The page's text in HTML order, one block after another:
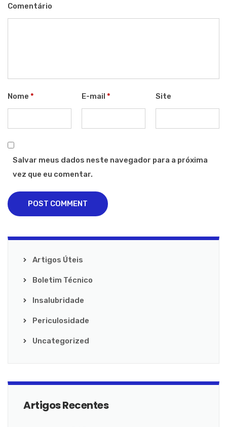
Comentário
Nome * E-mail * Site
Salvar meus dados neste navegador para a próxima
vez que eu comentar.
POST COMMENT
Artigos Úteis
Boletim Técnico
Insalubridade
Periculosidade
Uncategorized
Artigos Recentes